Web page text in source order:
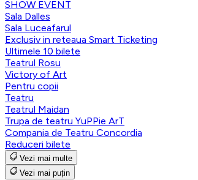
SHOW EVENT
Sala Dalles
Sala Luceafarul
Exclusiv in reteaua Smart Ticketing
Ultimele 10 bilete
Teatrul Rosu
Victory of Art
Pentru copii
Teatru
Teatrul Maidan
Trupa de teatru YuPPie ArT
Compania de Teatru Concordia
Reduceri bilete
Vezi mai multe
Vezi mai puțin